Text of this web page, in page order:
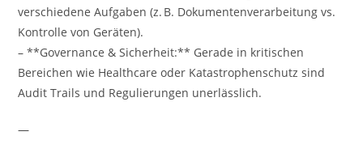
verschiedene Aufgaben (z. B. Dokumentenverarbeitung vs.
Kontrolle von Geräten).
– **Governance & Sicherheit:** Gerade in kritischen
Bereichen wie Healthcare oder Katastrophenschutz sind
Audit Trails und Regulierungen unerlässlich.
—